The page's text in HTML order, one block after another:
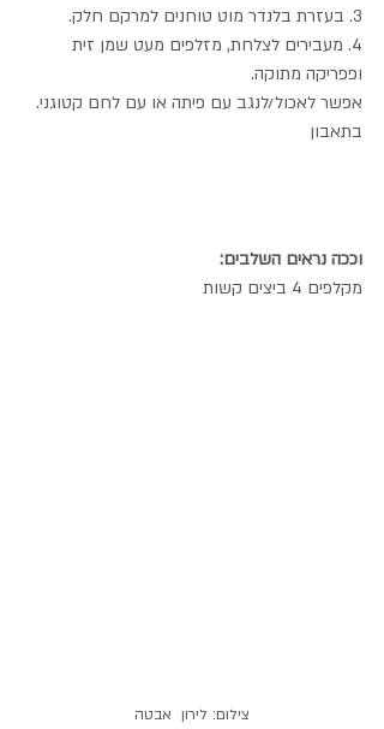
3. בעזרת בלנדר מוט טוחנים למרקם חלק.
4. מעבירים לצלחת, מזלפים מעט שמן זית
ופפריקה מתוקה.
אפשר לאכול/לנגב עם פיתה או עם לחם קטוגני.
בתאבון
וככה נראים השלבים:
מקלפים 4 ביצים קשות
צילום: לירון  אבטה